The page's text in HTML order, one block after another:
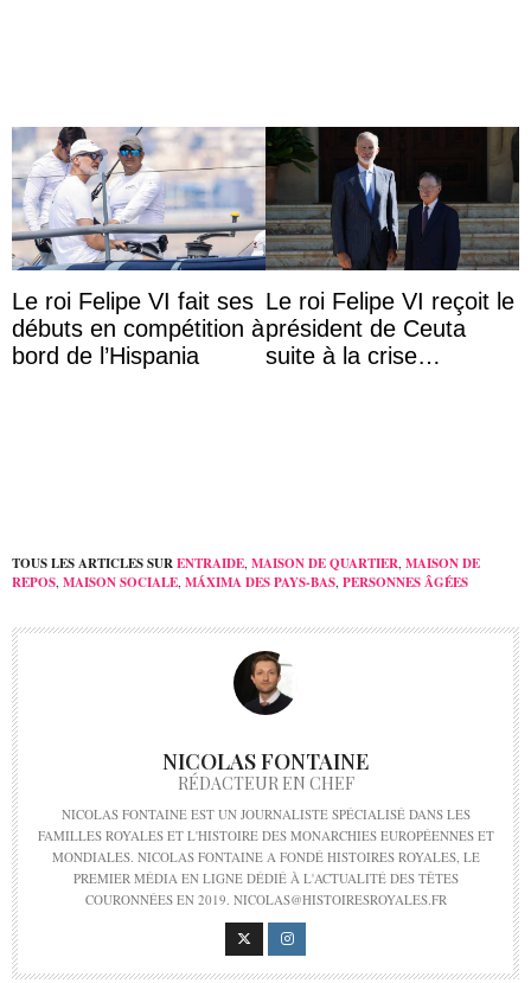
Le roi Felipe VI fait ses
débuts en compétition à
bord de l’Hispania
Le roi Felipe VI reçoit le
président de Ceuta
suite à la crise
TOUS LES ARTICLES SURENTRAIDE, MAISON DE QUARTIER, MAISON DE
REPOS, MAISON SOCIALE, MÁXIMA DES PAYS-BAS, PERSONNES ÂGÉES
NICOLAS FONTAINE
RÉDACTEUR EN CHEF
NICOLAS FONTAINE EST UN JOURNALISTE SPÉCIALISÉ DANS LES
FAMILLES ROYALES ET L'HISTOIRE DES MONARCHIES EUROPÉENNES ET
MONDIALES. NICOLAS FONTAINE A FONDÉ HISTOIRES ROYALES, LE
PREMIER MÉDIA EN LIGNE DÉDIÉ À L'ACTUALITÉ DES TÊTES
COURONNÉES EN 2019. NICOLAS@HISTOIRESROYALES.FR